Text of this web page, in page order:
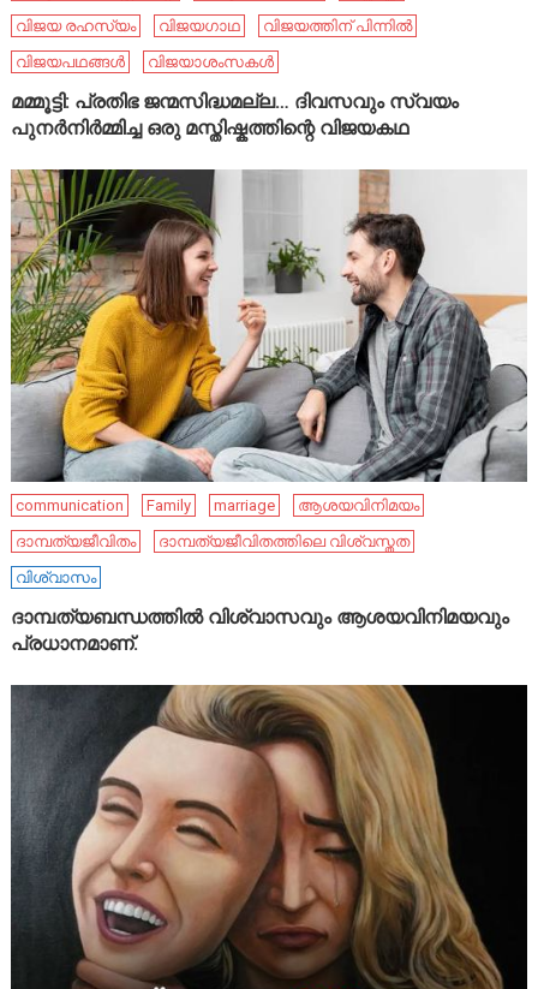
വിജയ രഹസ്യം
വിജയഗാഥ
വിജയത്തിന് പിന്നിൽ
വിജയപഥങ്ങൾ
വിജയാശംസകൾ
മമ്മൂട്ടി: പ്രതിഭ ജന്മസിദ്ധമല്ല… ദിവസവും സ്വയം
പുനർനിർമ്മിച്ച ഒരു മസ്തിഷ്കത്തിന്റെ വിജയകഥ
communication Family marriage
ആശയവിനിമയം
ദാമ്പത്യജീവിതം
ദാമ്പത്യജീവിതത്തിലെ വിശ്വസ്തത
വിശ്വാസം
ദാമ്പത്യബന്ധത്തിൽ വിശ്വാസവും ആശയവിനിമയവും
പ്രധാനമാണ്.